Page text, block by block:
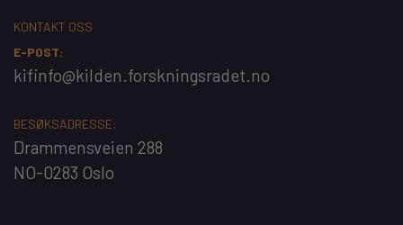
KONTAKT OSS
E-POST:
kifinfo@kilden.forskningsradet.no
BESØKSADRESSE:
Drammensveien 288
NO-0283 Oslo